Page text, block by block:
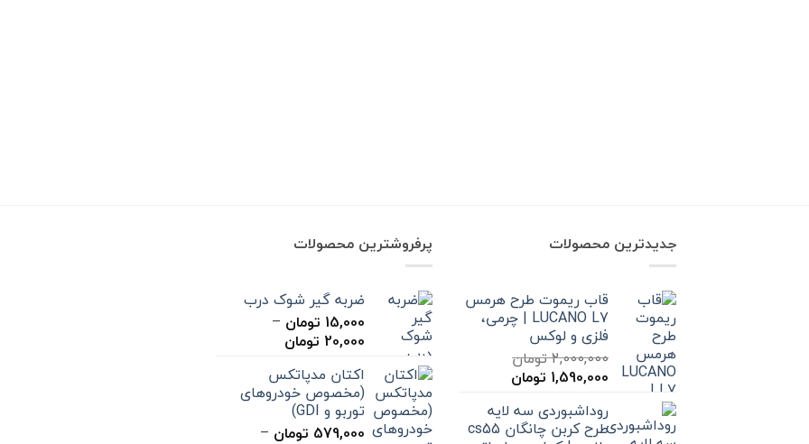
جدیدترین محصولات
قاب ریموت طرح هرمس
LUCANO L7 | چرمی،
فلزی و لوکس
2,000,000تومان
قیمت
2,000,000 تومان
بود.
1,590,000 تومان
1,590,000 تومان
است.
روداشبوردی سه‌ لایه
طرح کربن چانگان cs55
پرفروشترین محصولات
ضربه گیر شوک درب
15,000 تومان –
20,000 تومان
تا
اکتان مدپاتکس
(مخصوص خودروهای
توربو و GDI)
579,000 تومان –